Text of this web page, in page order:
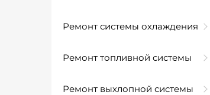
Ремонт системы охлаждения
Ремонт топливной системы
Ремонт выхлопной системы